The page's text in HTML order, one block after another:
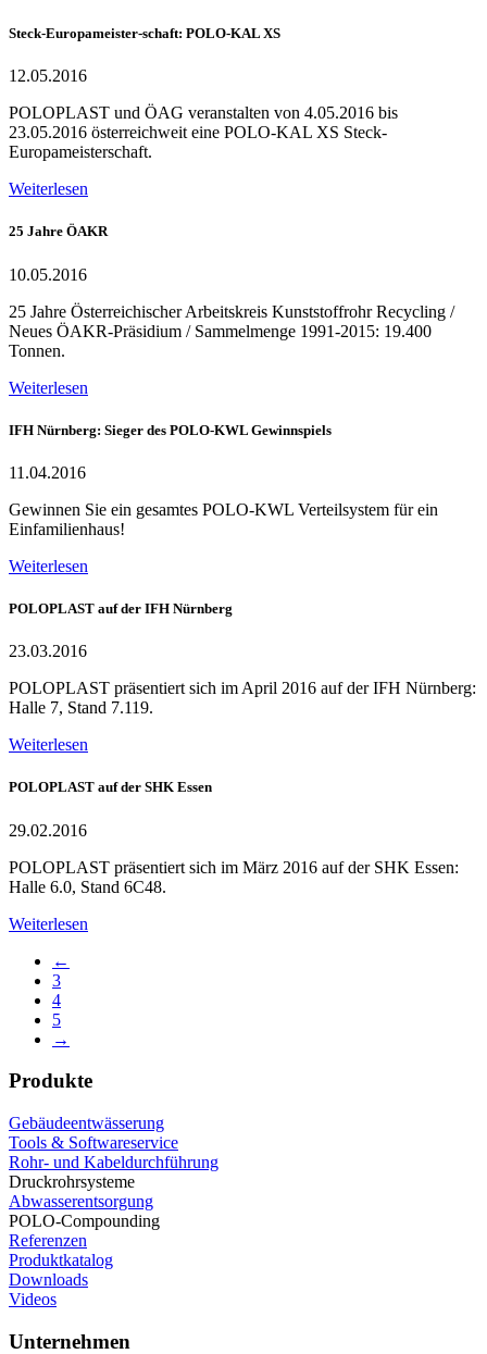
Steck-Europameister-schaft: POLO-KAL XS
12.05.2016
POLOPLAST und ÖAG veranstalten von 4.05.2016 bis
23.05.2016 österreichweit eine POLO-KAL XS Steck-
Europameisterschaft.
Weiterlesen
25 Jahre ÖAKR
10.05.2016
25 Jahre Österreichischer Arbeitskreis Kunststoffrohr Recycling /
Neues ÖAKR-Präsidium / Sammelmenge 1991-2015: 19.400
Tonnen.
Weiterlesen
IFH Nürnberg: Sieger des POLO-KWL Gewinnspiels
11.04.2016
Gewinnen Sie ein gesamtes POLO-KWL Verteilsystem für ein
Einfamilienhaus!
Weiterlesen
POLOPLAST auf der IFH Nürnberg
23.03.2016
POLOPLAST präsentiert sich im April 2016 auf der IFH Nürnberg:
Halle 7, Stand 7.119.
Weiterlesen
POLOPLAST auf der SHK Essen
29.02.2016
POLOPLAST präsentiert sich im März 2016 auf der SHK Essen:
Halle 6.0, Stand 6C48.
Weiterlesen
←
3
4
5
→
Produkte
Gebäudeentwässerung
Tools & Softwareservice
Rohr- und Kabeldurchführung
Druckrohrsysteme
Abwasserentsorgung
POLO-Compounding
Referenzen
Produktkatalog
Downloads
Videos
Unternehmen